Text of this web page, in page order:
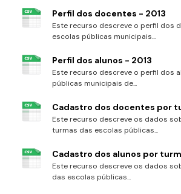
Perfil dos docentes - 2013
Este recurso descreve o perfil dos
escolas públicas municipais...
Perfil dos alunos - 2013
Este recurso descreve o perfil dos
públicas municipais de...
Cadastro dos docentes por
Este recurso descreve os dados
turmas das escolas públicas...
Cadastro dos alunos por
Este recurso descreve os dados
das escolas públicas...